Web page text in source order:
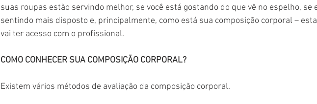
suas roupas estão servindo melhor, se você está gostando do que vê no espelho, se
sentindo mais disposto e, principalmente, como está sua composição corporal –
vai ter acesso com o profissional.
COMO CONHECER SUA COMPOSIÇÃO CORPORAL?
Existem vários métodos de avaliação da composição corporal.